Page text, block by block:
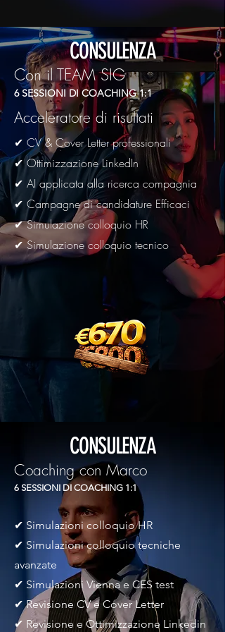
Aggiornamento CV
Valutazione di Linkedin e
miglioramento
1 Referenza su Linkedin
Monitoraggio Q&A, Documenti e
Visti
CONSULENZA
Con il TEAM SIG
6 SESSIONI DI COACHING 1:1
Acceleratore di risultati
✔ CV & Cover Letter professionali
✔ Ottimizzazione LinkedIn
✔ AI applicata alla ricerca compagnia
✔ Campagne di candidature Efficaci
✔ Simulazione colloquio HR
✔ Simulazione colloquio tecnico
CONSULENZA
Coaching con Marco
6 SESSIONI DI COACHING 1:1
✔ Simulazioni colloquio HR
✔ Simulazioni colloquio tecniche
avanzate
✔ Simulazioni Vienna e CES test
✔ Revisione CV e Cover Letter
✔ Revisione e Ottimizzazione Linkedin